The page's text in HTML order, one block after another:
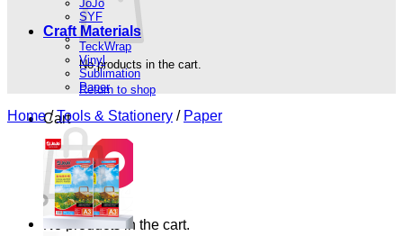
No products in the cart.
Return to shop
Cart
No products in the cart.
JoJo
SYF
Craft Materials
TeckWrap
Vinyl
Sublimation
Paper
Home / Tools & Stationery / Paper